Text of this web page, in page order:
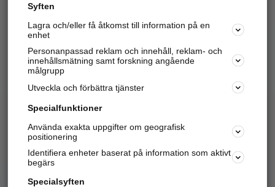
Hitta.se - Gratis nummerupplysning.
Sök företag, personer och platser.
Hitta telefonnummer, adresser, företagsinfo mm.
Marknadsför företaget
Kom igång och annonsera mot
samarbetspartners nära dig.
Syften
Lagra och/eller få åtkomst till information på en
enhet
Personanpassad reklam och innehåll, reklam- och
innehållsmätning samt forskning angående
målgrupp
Utveckla och förbättra tjänster
Specialfunktioner
Använda exakta uppgifter om geografisk
positionering
Identifiera enheter baserat på information som aktivt
begärs
Specialsyften